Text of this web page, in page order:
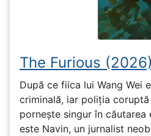
The Furious (2026)
După ce fiica lui Wang Wei
criminală, iar poliția
pornește singur în căutarea
este Navin, un jurnalist